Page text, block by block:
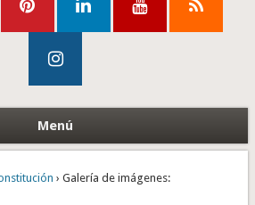
Menú
› Galería de imágenes: